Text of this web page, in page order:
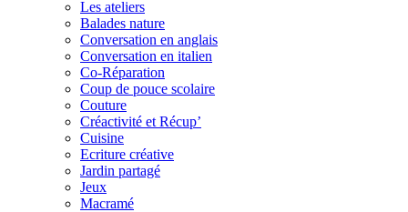
Les ateliers
Balades nature
Conversation en anglais
Conversation en italien
Co-Réparation
Coup de pouce scolaire
Couture
Créactivité et Récup’
Cuisine
Ecriture créative
Jardin partagé
Jeux
Macramé